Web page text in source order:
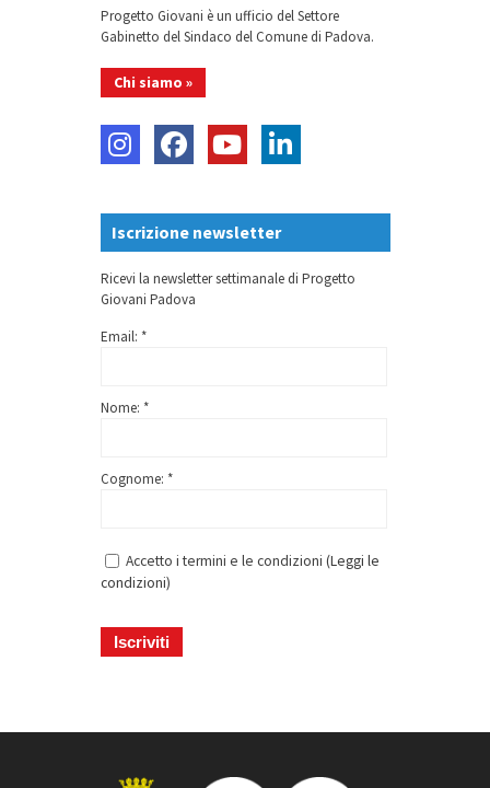
Progetto Giovani è un ufficio del Settore
Gabinetto del Sindaco del Comune di Padova.
Chi siamo »
Iscrizione newsletter
Ricevi la newsletter settimanale di Progetto
Giovani Padova
Email: *
Nome: *
Cognome: *
Accetto i termini e le condizioni (Leggi le
condizioni)